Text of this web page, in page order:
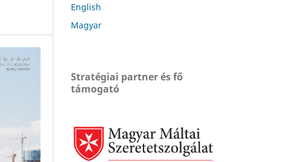
English
Magyar
Stratégiai partner és fő
támogató